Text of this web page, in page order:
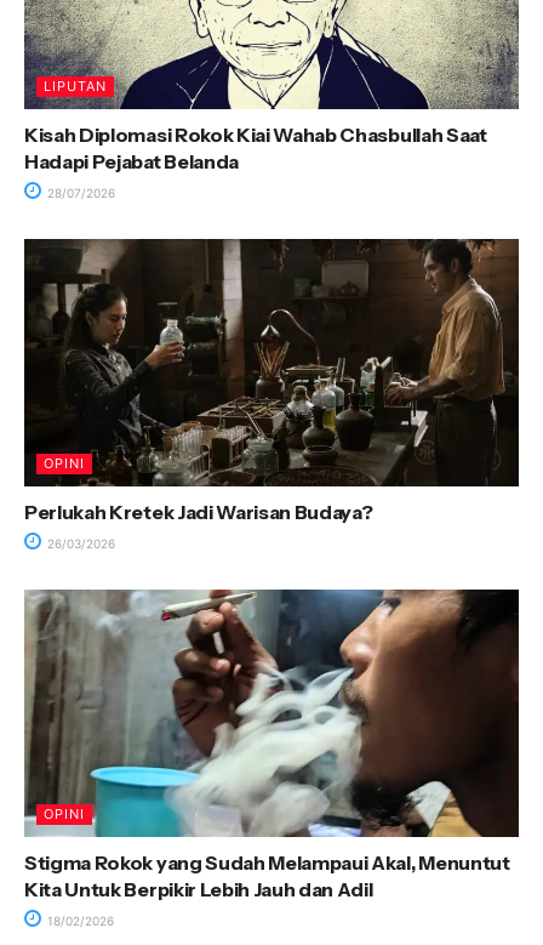
LIPUTAN
Kisah Diplomasi Rokok Kiai Wahab Chasbullah Saat
Hadapi Pejabat Belanda
28/07/2026
OPINI
Perlukah Kretek Jadi Warisan Budaya?
26/03/2026
OPINI
Stigma Rokok yang Sudah Melampaui Akal, Menuntut
Kita Untuk Berpikir Lebih Jauh dan Adil
18/02/2026